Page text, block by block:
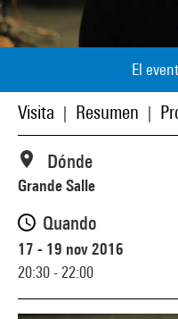
El
Visita Resumen
Dónde
Grande Salle
Quando
17 - 19 nov 2016
20:30 - 22:00